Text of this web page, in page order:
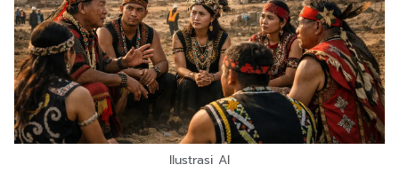
Ilustrasi AI